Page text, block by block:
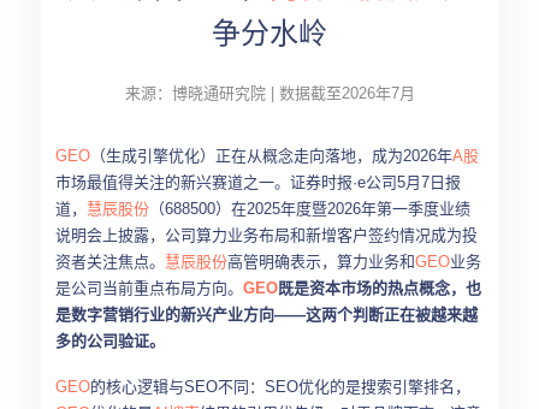
争分水岭
来源：博晓通研究院 | 数据截至2026年7月
GEO （生成引擎优化）正在从概念走向落地，成为2026年A股
市场最值得关注的新兴赛道之一。证券时报·e公司5月7日报
道， 慧辰股份 （688500）在2025年度暨2026年第一季度业绩
说明会上披露，公司算力业务布局和新增客户签约情况成为投
资者关注焦点。 慧辰股份高管明确表示，算力业务和GEO业务
是公司当前重点布局方向。 GEO既是资本市场的热点概念，也
是数字营销行业的新兴产业方向——这两个判断正在被越来越
多的公司验证。
GEO的核心逻辑与SEO不同：SEO优化的是搜索引擎排名，